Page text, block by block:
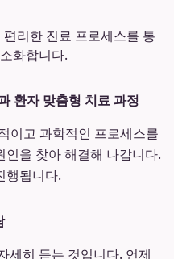
편리한 진료 프로세스를 통
화합니다.
환자 맞춤형 치료 과정
이고 과학적인 프로세스를
을 찾아 해결해 나갑니다.
행됩니다.
세히 듣는 것입니다. 언제